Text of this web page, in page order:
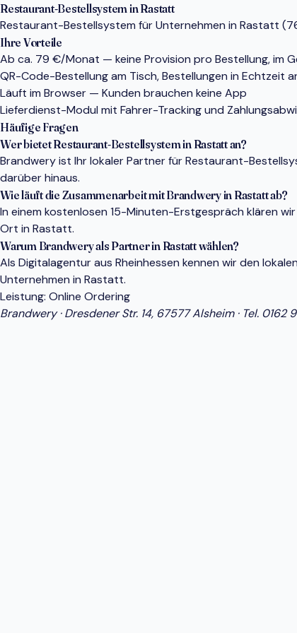
Restaurant-Bestellsystem in Rastatt
Restaurant-Bestellsystem für Unternehmen in Rastatt
Ihre Vorteile
Ab ca. 79 €/Monat — keine Provision pro Bestellung, im
QR-Code-Bestellung am Tisch, Bestellungen in Echtzeit
Läuft im Browser — Kunden brauchen keine App
Lieferdienst-Modul mit Fahrer-Tracking und
Häufige Fragen
Wer bietet Restaurant-Bestellsystem in Rastatt an?
Brandwery ist Ihr lokaler Partner für Restaurant-
darüber hinaus.
Wie läuft die Zusammenarbeit mit Brandwery in Rastatt ab?
In einem kostenlosen 15-Minuten-Erstgespräch klären
Ort in Rastatt.
Warum Brandwery als Partner in Rastatt wählen?
Als Digitalagentur aus Rheinhessen kennen wir den
Unternehmen in Rastatt.
Leistung: Online Ordering
Brandwery · Dresdener Str. 14, 67577 Alsheim · Tel. 0162